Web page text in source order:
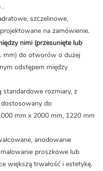
.
szczelinowe,
na zamówienie.
nimi (przesunięte lub
do otworów o dużej
odstępem między
rozmiary, z
do
mm x 2000 mm, 1220 mm
anodowanie
proszkowe lub
większą trwałość i estetykę.